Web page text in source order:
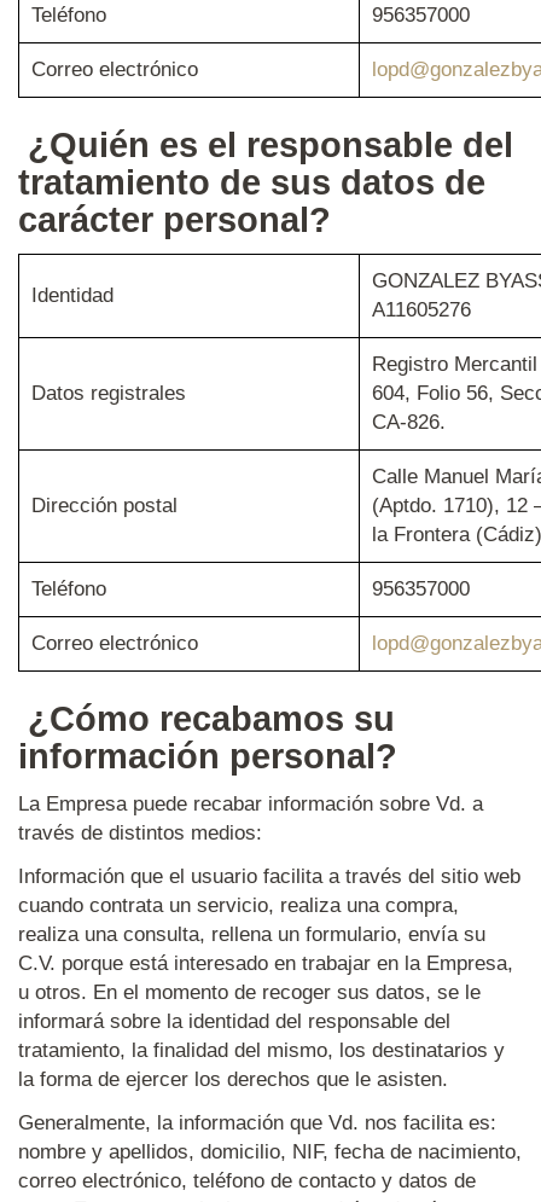
Teléfono 956357000
Correo electrónico
¿Quién es el responsable del
tratamiento de sus datos de
carácter personal?
Identidad
GONZALEZ
A11605276
Datos registrales
Registro
604, Folio 56,
CA-826.
Dirección postal
Calle Manuel
(Aptdo. 1710), 12
la Frontera (Cádiz)
Teléfono 956357000
Correo electrónico
¿Cómo recabamos su
información personal?
La Empresa puede recabar información sobre Vd. a
través de distintos medios:
Información que el usuario facilita a través del sitio web
cuando contrata un servicio, realiza una compra,
realiza una consulta, rellena un formulario, envía su
C.V. porque está interesado en trabajar en la Empresa,
u otros. En el momento de recoger sus datos, se le
informará sobre la identidad del responsable del
tratamiento, la finalidad del mismo, los destinatarios y
la forma de ejercer los derechos que le asisten.
Generalmente, la información que Vd. nos facilita es:
nombre y apellidos, domicilio, NIF, fecha de nacimiento,
correo electrónico, teléfono de contacto y datos de